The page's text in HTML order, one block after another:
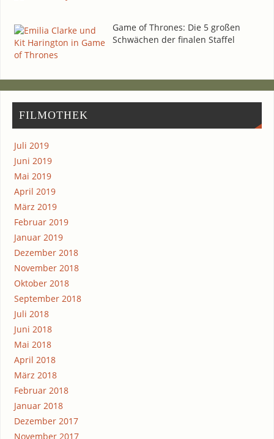
Game of Thro­nes: Die 5 gro­ßen
Schwä­chen der fina­len Staffel
FIL­MO­THEK
Juli 2019
Juni 2019
Mai 2019
April 2019
März 2019
Februar 2019
Januar 2019
Dezember 2018
November 2018
Oktober 2018
September 2018
Juli 2018
Juni 2018
Mai 2018
April 2018
März 2018
Februar 2018
Januar 2018
Dezember 2017
November 2017